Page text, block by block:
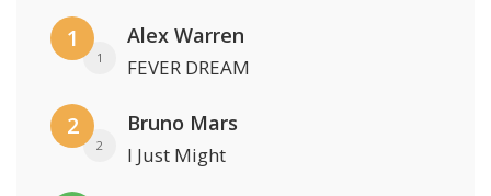
1
1
Alex Warren
FEVER DREAM
2
2
Bruno Mars
I Just Might